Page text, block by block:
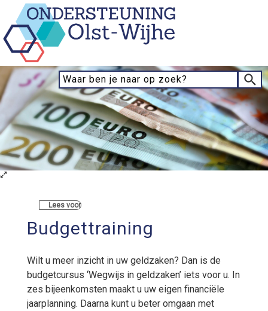
Lees voor
Budgettraining
Wilt u meer inzicht in uw geldzaken? Dan is de
budgetcursus ‘Wegwijs in geldzaken’ iets voor u. In
zes bijeenkomsten maakt u uw eigen financiële
jaarplanning. Daarna kunt u beter omgaan met